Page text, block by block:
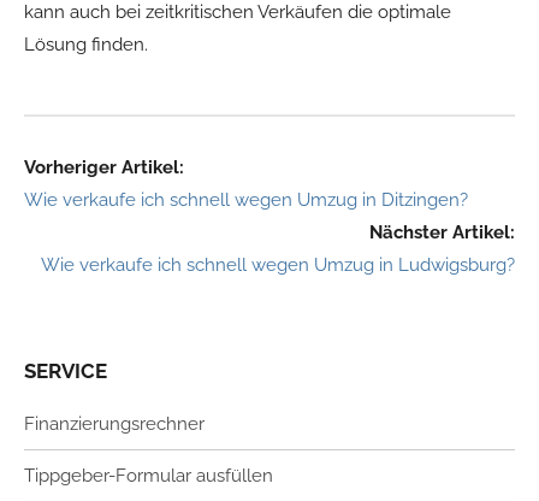
kann auch bei zeitkritischen Verkäufen die optimale
Lösung finden.
Vorheriger Artikel:
Wie verkaufe ich schnell wegen Umzug in Ditzingen?
Nächster Artikel:
Wie verkaufe ich schnell wegen Umzug in Ludwigsburg?
SERVICE
Finanzierungsrechner
Tippgeber-Formular ausfüllen